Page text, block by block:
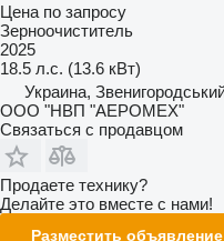
Цена по запросу
Зерноочиститель
2025
18.5 л.с. (13.6 кВт)
Украина,
ООО "НВП "АЕРОМЕХ"
Связаться с продавцом
Продаете технику?
Делайте это вместе с нами!
Разместить объявление